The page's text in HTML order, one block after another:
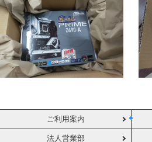
ご利用案内
法人営業部